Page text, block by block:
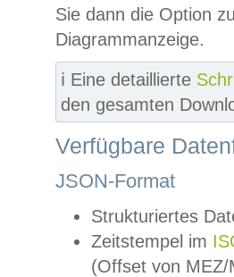
Sie dann die Option
Diagrammanzeige.
ℹ️ Eine detaillierte
den gesamten
Verfügbare
JSON-Format
Strukturiertes
Zeitstempel im
(Offset von MEZ/